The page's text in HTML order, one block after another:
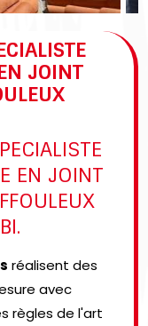
JOINT
EN JOINT
réalisent des
avec
règles de l'art